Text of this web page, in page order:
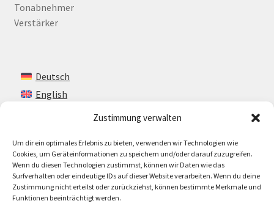
Zustimmung verwalten
Um dir ein optimales Erlebnis zu bieten, verwenden wir Technologien wie
Cookies, um Geräteinformationen zu speichern und/oder darauf zuzugreifen.
Wenn du diesen Technologien zustimmst, können wir Daten wie das
Surfverhalten oder eindeutige IDs auf dieser Website verarbeiten. Wenn du deine
Zustimmung nicht erteilst oder zurückziehst, können bestimmte Merkmale und
Funktionen beeinträchtigt werden.
Tonabnehmer
Verstärker
Deutsch
English
Kontakt
Impressum + AGB
Cookie-Richtlinie (EU)